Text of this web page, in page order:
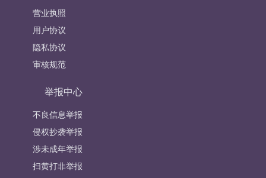
营业执照
用户协议
隐私协议
审核规范
举报中心
不良信息举报
侵权抄袭举报
涉未成年举报
扫黄打非举报